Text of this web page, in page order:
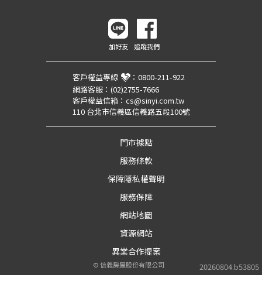
20260804.b53805
加好友 追蹤我們
客戶權益專線 ： 0800-211-922
網路客服： (02)2755-7666
客戶權益信箱： cs@sinyi.com.tw
110 台北市信義區信義路五段100號
門市據點
服務條款
保障隱私權聲明
服務保障
網站地圖
資源網站
異業合作提案
©信義房屋股份有限公司